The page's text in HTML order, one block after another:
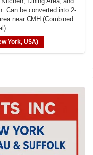
Can be converted into 2-
near CMH (Combined
York, USA)